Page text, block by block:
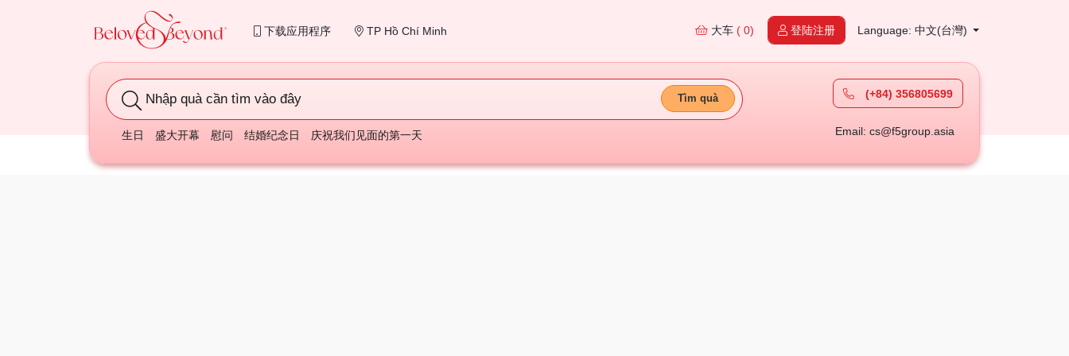
下载应用程序 TP Hồ Chí Minh 大车 ( 0) 登陆注册 Language: 中文(台灣)
Nhập quà cần tìm vào đây Tìm quà
生日 盛大开幕 慰问 结婚纪念日 庆祝我们见面的第一天
(+84) 356805699
Email: cs@f5group.asia